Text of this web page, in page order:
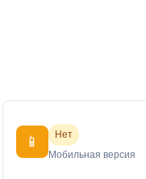
📱
Нет
Мобильная версия